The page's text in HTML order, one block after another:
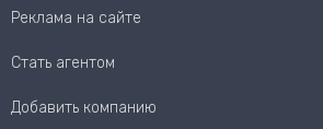
Реклама на сайте
Стать агентом
Добавить компанию